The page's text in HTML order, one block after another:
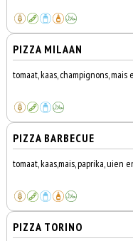
PIZZA MILAAN
tomaat, kaas, champignons, mais
PIZZA BARBECUE
tomaat, kaas,mais, paprika, uien
PIZZA TORINO